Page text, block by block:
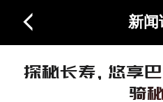
新闻
首页
探秘长寿，悠享
骑